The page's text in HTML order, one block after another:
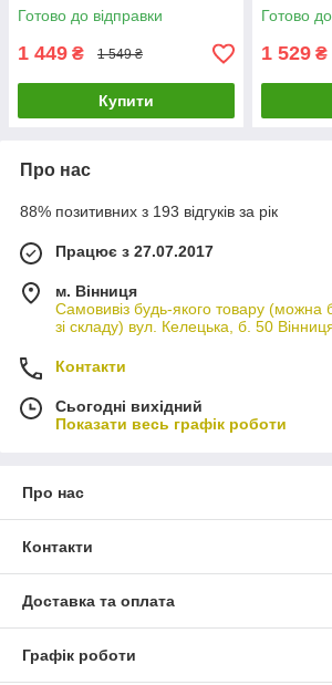
Готово до відправки
1 449 ₴ 1 549 ₴
Купити
Готово
1 529 ₴
Про нас
88% позитивних з 193 відгуків за рік
Працює з 27.07.2017
м. Вінниця
Самовивіз будь-якого товару (можна
зі складу) вул. Келецька, б. 50
Контакти
Сьогодні вихідний
Показати весь графік роботи
Про нас
Контакти
Доставка та оплата
Графік роботи